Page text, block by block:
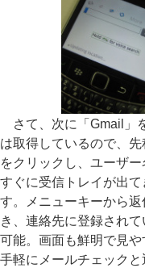
さて、次に「Gmail」
は取得しているので、
をクリックし、ユーザ
すぐに受信トレイが出
す。メニューキーから
き、連絡先に登録され
可能。画面も鮮明で見
手軽にメールチェック